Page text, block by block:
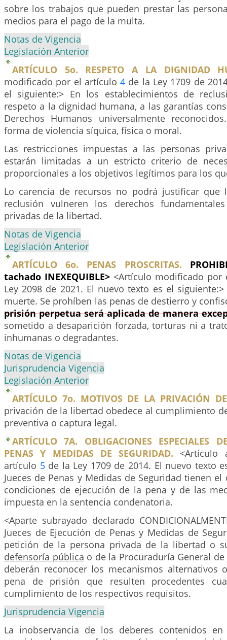
sobre los trabajos que pueden prestar las
medios para el pago de la multa.
Notas de Vigencia
Legislación Anterior
ARTÍCULO 5o. RESPETO A LA DIGNIDAD
modificado por el artículo4 de la Ley 1709 de
el siguiente:> En los establecimientos de
respeto a la dignidad humana, a las garantías
Derechos Humanos universalmente
forma de violencia síquica, física o moral.
Las restricciones impuestas a las personas
estarán limitadas a un estricto criterio de
proporcionales a los objetivos legítimos para los
Lo carencia de recursos no podrá justificar que
reclusión vulneren los derechos
privadas de la libertad.
Notas de Vigencia
Legislación Anterior
ARTÍCULO 6o. PENAS PROSCRITAS.
tachado INEXEQUIBLE> <Artículo modificado
Ley 2098 de 2021. El nuevo texto es el
muerte. Se prohíben las penas de destierro y
prisión perpetua será aplicada de manera
sometido a desaparición forzada, torturas ni a
inhumanas o degradantes.
Notas de Vigencia
Jurisprudencia Vigencia
Legislación Anterior
ARTÍCULO 7o. MOTIVOS DE LA PRIVACIÓN
privación de la libertad obedece al cumplimiento
preventiva o captura legal.
ARTÍCULO 7A. OBLIGACIONES ESPECIALES
PENAS Y MEDIDAS DE SEGURIDAD. <Artículo
artículo 5de la Ley 1709 de 2014. El nuevo texto
Jueces de Penas y Medidas de Seguridad tienen
condiciones de ejecución de la pena y de las
impuesta en la sentencia condenatoria.
<Aparte subrayado declarado
Jueces de Ejecución de Penas y Medidas de
petición de la persona privada de la libertad o
defensoría pública o de la Procuraduría General
deberán reconocer los mecanismos alternativos
pena de prisión que resulten procedentes
cumplimiento de los respectivos requisitos.
Jurisprudencia Vigencia
La inobservancia de los deberes contenidos